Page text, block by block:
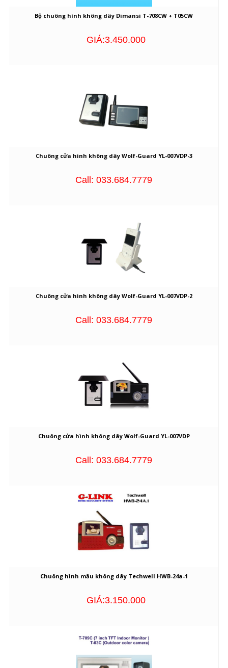
Bộ chuông hình không dây Dimansi T-708CW + T05CW
GIÁ:3.450.000
Chuông cửa hình không dây Wolf-Guard YL-007VDP-3
Call: 033.684.7779
Chuông cửa hình không dây Wolf-Guard YL-007VDP-2
Call: 033.684.7779
Chuông cửa hình không dây Wolf-Guard YL-007VDP
Call: 033.684.7779
Chuông hình mầu không dây Techwell HWB-24a-1
GIÁ:3.150.000